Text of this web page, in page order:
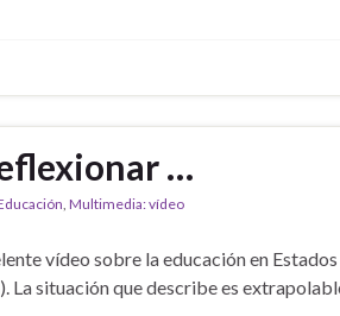
…
Multimedia: vídeo
vídeo sobre la educación en
La situación que describe es